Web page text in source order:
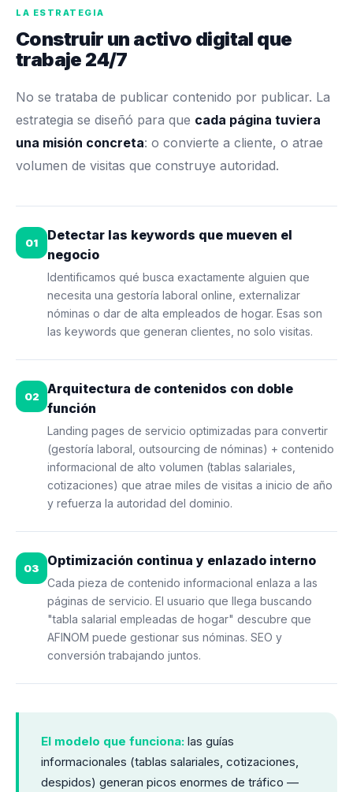
LA ESTRATEGIA
Construir un activo digital que
trabaje 24/7
No se trataba de publicar contenido por publicar. La
estrategia se diseñó para que cada página tuviera
una misión concreta: o convierte a cliente, o atrae
volumen de visitas que construye autoridad.
01
Detectar las keywords que mueven el
negocio
Identificamos qué busca exactamente alguien que
necesita una gestoría laboral online, externalizar
nóminas o dar de alta empleados de hogar. Esas son
las keywords que generan clientes, no solo visitas.
02
Arquitectura de contenidos con doble
función
Landing pages de servicio optimizadas para convertir
(gestoría laboral, outsourcing de nóminas) + contenido
informacional de alto volumen (tablas salariales,
cotizaciones) que atrae miles de visitas a inicio de año
y refuerza la autoridad del dominio.
03 Optimización continua y enlazado interno
Cada pieza de contenido informacional enlaza a las
páginas de servicio. El usuario que llega buscando
"tabla salarial empleadas de hogar" descubre que
AFINOM puede gestionar sus nóminas. SEO y
conversión trabajando juntos.
El modelo que funciona: las guías
informacionales (tablas salariales, cotizaciones,
despidos) generan picos enormes de tráfico —